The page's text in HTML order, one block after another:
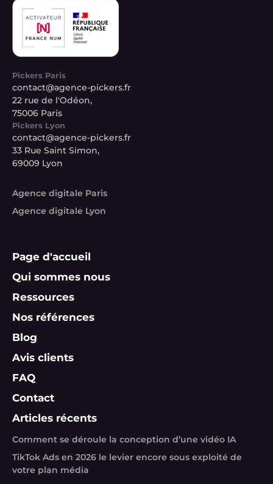
Pickers Paris
contact@agence-pickers.fr
22 rue de l'Odéon,
75006 Paris
Pickers Lyon
contact@agence-pickers.fr
33 Rue Saint Simon,
69009 Lyon
Agence digitale Paris
Agence digitale Lyon
Page d'accueil
Qui sommes nous
Ressources
Nos références
Blog
Avis clients
FAQ
Contact
Articles récents
Comment se déroule la conception d’une vidéo IA
TikTok Ads en 2026 le levier encore sous exploité de
votre plan média